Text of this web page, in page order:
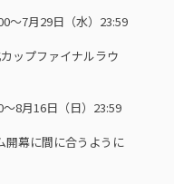
～7月29日（水）23:59
ップファイナルラウ
8月16日（日）23:59
開幕に間に合うように